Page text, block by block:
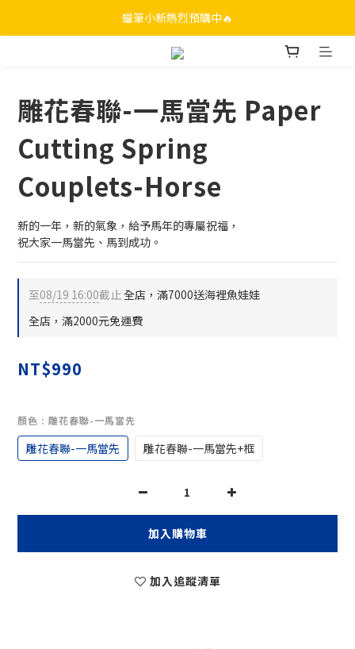
蠟筆小新熱烈預購中🔥
雕花春聯-一馬當先 Paper
Cutting Spring
Couplets-Horse
新的一年，新的氣象，給予馬年的專屬祝福，
祝大家一馬當先、馬到成功。
至08/19 16:00截止全店，滿7000送海裡魚娃娃
全店，滿2000元免運費
NT$990
顏色 : 雕花春聯-一馬當先
雕花春聯-一馬當先 雕花春聯-一馬當先+框
加入購物車
加入追蹤清單